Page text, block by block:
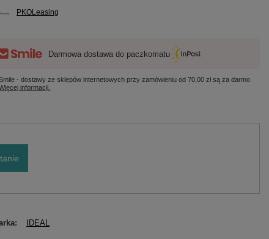
PKOLeasing
Darmowa dostawa do paczkomatu
- dostawy ze sklepów internetowych przy zamówieniu od70,00 złsą za darmo
informacji.
IDEAL